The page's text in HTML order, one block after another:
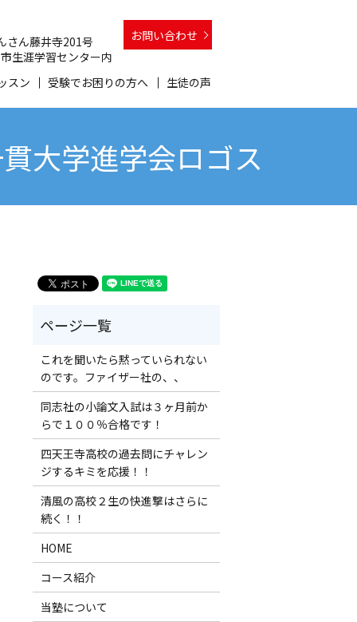
スン 受験でお困りの方へ 生徒の声
さん藤井寺201号
生涯学習センター内
お問い合わせ
大学進学会ロゴス
これを聞いたら黙っていられない
のです。ファイザー社の、、
同志社の小論文入試は３ヶ月前か
らで１００％合格です！
四天王寺高校の過去問にチャレン
ジするキミを応援！！
清風の高校２生の快進撃はさらに
続く！！
HOME
コース紹介
当塾について